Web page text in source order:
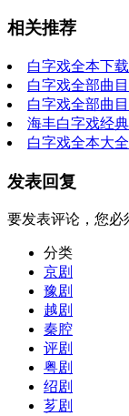
相关推荐
白字戏全本下
白字戏全部曲
白字戏全部曲
海丰白字戏经
白字戏全本大
发表回复
要发表评论，您必
分类
京剧
豫剧
越剧
秦腔
评剧
粤剧
绍剧
芗剧